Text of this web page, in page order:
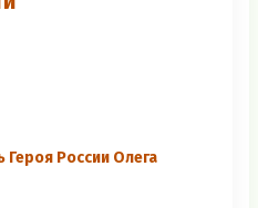
Героя России Олега